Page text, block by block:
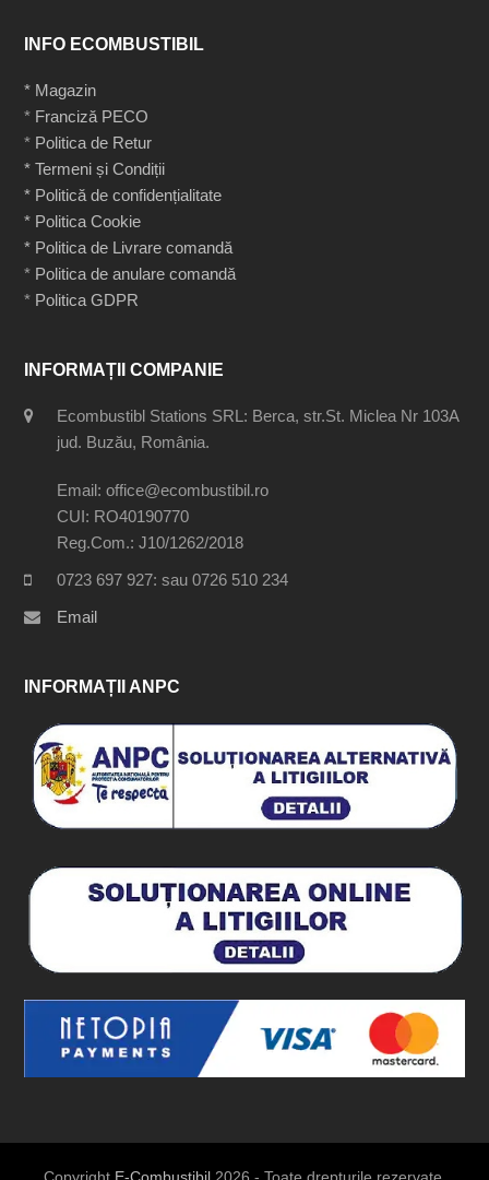
INFO ECOMBUSTIBIL
* Magazin
* Franciză PECO
* Politica de Retur
* Termeni și Condiții
* Politică de confidențialitate
* Politica Cookie
* Politica de Livrare comandă
* Politica de anulare comandă
* Politica GDPR
INFORMAȚII COMPANIE
Ecombustibl Stations SRL: Berca, str.St. Miclea Nr 103A
jud. Buzău, România.
Email: office@ecombustibil.ro
CUI: RO40190770
Reg.Com.: J10/1262/2018
0723 697 927: sau 0726 510 234
Email
INFORMAȚII ANPC